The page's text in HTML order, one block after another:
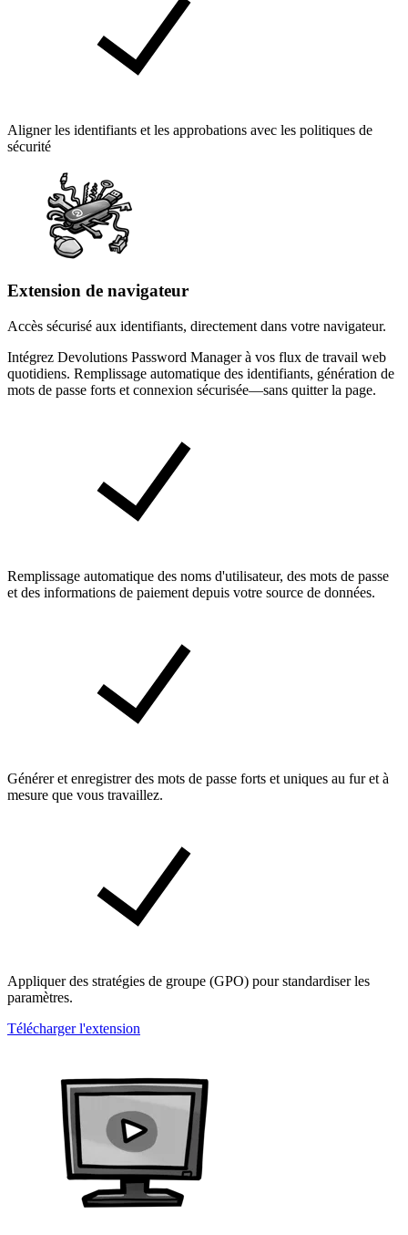
Aligner les identifiants et les approbations avec les politiques de
sécurité
Extension de navigateur
Accès sécurisé aux identifiants, directement dans votre navigateur.
Intégrez Devolutions Password Manager à vos flux de travail web
quotidiens. Remplissage automatique des identifiants, génération de
mots de passe forts et connexion sécurisée—sans quitter la page.
Remplissage automatique des noms d'utilisateur, des mots de passe
et des informations de paiement depuis votre source de données.
Générer et enregistrer des mots de passe forts et uniques au fur et à
mesure que vous travaillez.
Appliquer des stratégies de groupe (GPO) pour standardiser les
paramètres.
Télécharger l'extension